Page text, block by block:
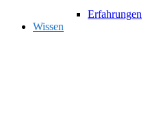
Erfahrungen
Wissen